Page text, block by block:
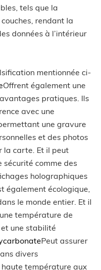
tels que la
rendant la
données à l’intérieur
mentionnée ci-
Offrent également une
pratiques. Ils
avec une
une gravure
et des photos
la carte. Et il peut
sécurité comme des
holographiques
également écologique,
le monde entier. Et il
température de
une stabilité
Peut assurer
divers
température aux